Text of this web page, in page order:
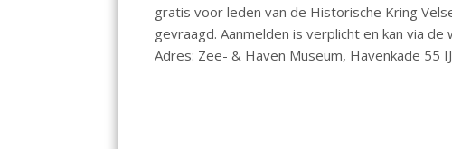
gratis voor leden van de Historische Kring
gevraagd. Aanmelden is verplicht en kan via
Adres: Zee- & Haven Museum, Havenkade 55